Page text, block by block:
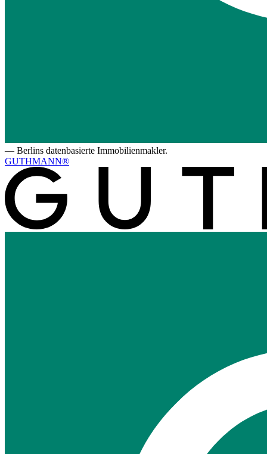
— Berlins datenbasierte Immobilienmakler.
GUTHMANN®